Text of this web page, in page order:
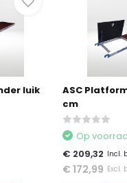
luik
ASC
cm
Op
€ 209,32 Incl.
€ 172,99 Excl.